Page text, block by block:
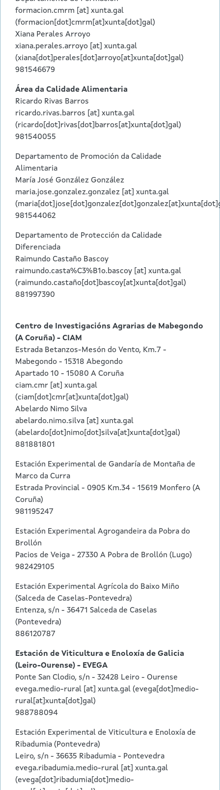
formacion.cmrm [at] xunta.gal
(formacion[dot]cmrm[at]xunta[dot]gal)
Xiana Perales Arroyo
xiana.perales.arroyo [at] xunta.gal
(xiana[dot]perales[dot]arroyo[at]xunta[dot]gal)
981546679
Área da Calidade Alimentaria
Ricardo Rivas Barros
ricardo.rivas.barros [at] xunta.gal
(ricardo[dot]rivas[dot]barros[at]xunta[dot]gal)
981540055
Departamento de Promoción da Calidade
Alimentaria
María José González González
maria.jose.gonzalez.gonzalez [at] xunta.gal
981544062
Departamento de Protección da Calidade
Diferenciada
Raimundo Castaño Bascoy
raimundo.casta%C3%B1o.bascoy [at] xunta.gal
(raimundo.castaño[dot]bascoy[at]xunta[dot]gal)
881997390
Centro de Investigacións Agrarias de Mabegondo
(A Coruña) - CIAM
Estrada Betanzos-Mesón do Vento, Km.7 -
Mabegondo - 15318 Abegondo
Apartado 10 - 15080 A Coruña
ciam.cmr [at] xunta.gal
(ciam[dot]cmr[at]xunta[dot]gal)
Abelardo Nimo Silva
abelardo.nimo.silva [at] xunta.gal
(abelardo[dot]nimo[dot]silva[at]xunta[dot]gal)
881881801
Estación Experimental de Gandaría de Montaña de
Marco da Curra
Estrada Provincial - 0905 Km.34 - 15619 Monfero (A
Coruña)
981195247
Estación Experimental Agrogandeira da Pobra do
Brollón
Pacios de Veiga - 27330 A Pobra de Brollón (Lugo)
982429105
Estación Experimental Agrícola do Baixo Miño
(Salceda de Caselas-Pontevedra)
Entenza, s/n - 36471 Salceda de Caselas
(Pontevedra)
886120787
Estación de Viticultura e Enoloxía de Galicia
(Leiro-Ourense) - EVEGA
Ponte San Clodio, s/n - 32428 Leiro - Ourense
evega.medio-rural [at] xunta.gal (evega[dot]medio-
rural[at]xunta[dot]gal)
988788094
Estación Experimental de Viticultura e Enoloxía de
Ribadumia (Pontevedra)
Leiro, s/n - 36635 Ribadumia - Pontevedra
evega.ribadumia.medio-rural [at] xunta.gal
(evega[dot]ribadumia[dot]medio-